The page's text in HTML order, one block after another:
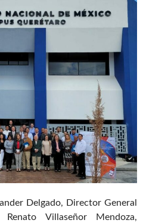
Delgado, Director General
Villaseñor Mendoza,